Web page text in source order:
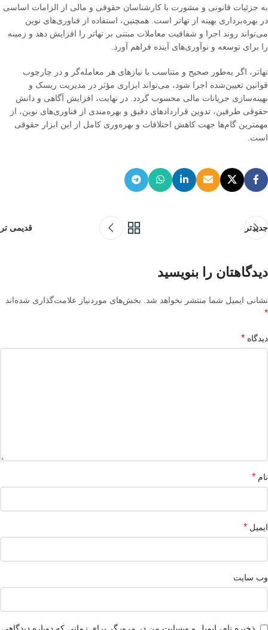
به جزئیات قانونی و مشورت با کارشناسان حقوقی و مالی از الزامات اساسی
در بهره‌برداری بهینه از تهاتر است همچنین، استفاده از فناوری‌های نوین
می‌تواند روند اجرا و شفافیت معاملات مبتنی بر تهاتر را افزایش دهد و زمینه
را برای توسعه و نوآوری‌های آینده فراهم آورد
تهاتر، اگر به‌طور صحیح و متناسب با نیازهای هر معامله‌گر و در چارچوب
قوانین تعیین‌شده اجرا شود، می‌تواند ابزاری مؤثر در مدیریت ریسک و
بهینه‌سازی جریانات مالی محسوب گردد
در نهایت، افزایش آگاهی و دانش
حقوقی طرفین، تدوین قراردادهای دقیق و بهره‌مندی از فناوری‌های نوین، از
مهمترین گام‌ها جهت کاهش اختلافات و بهره‌وری کامل از این ابزار حقوقی
است
جدیدتر قدیمی تر
دیدگاهتان را بنویسید
نشانی ایمیل شما منتشر نخواهد شد. بخش‌های موردنیاز علامت‌گذاری شده‌اند
*
دیدگاه *
نام *
ایمیل *
وب‌ سایت